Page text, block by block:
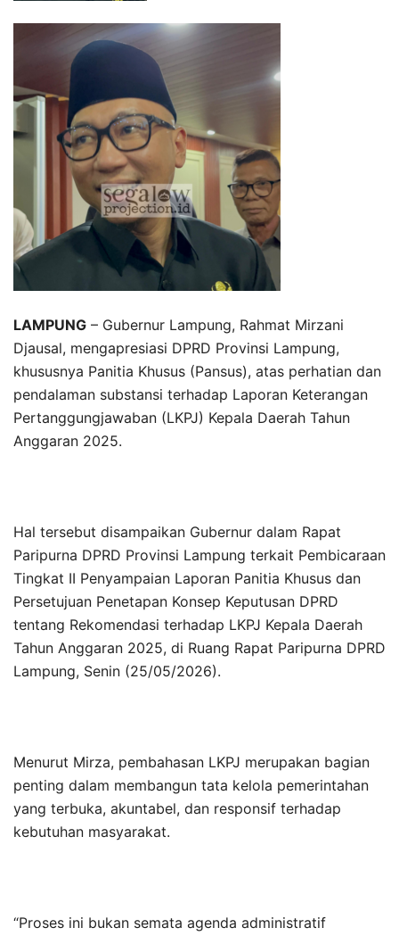
LAMPUNG – Gubernur Lampung, Rahmat Mirzani
Djausal, mengapresiasi DPRD Provinsi Lampung,
khususnya Panitia Khusus (Pansus), atas perhatian dan
pendalaman substansi terhadap Laporan Keterangan
Pertanggungjawaban (LKPJ) Kepala Daerah Tahun
Anggaran 2025.
Hal tersebut disampaikan Gubernur dalam Rapat
Paripurna DPRD Provinsi Lampung terkait Pembicaraan
Tingkat II Penyampaian Laporan Panitia Khusus dan
Persetujuan Penetapan Konsep Keputusan DPRD
tentang Rekomendasi terhadap LKPJ Kepala Daerah
Tahun Anggaran 2025, di Ruang Rapat Paripurna DPRD
Lampung, Senin (25/05/2026).
Menurut Mirza, pembahasan LKPJ merupakan bagian
penting dalam membangun tata kelola pemerintahan
yang terbuka, akuntabel, dan responsif terhadap
kebutuhan masyarakat.
“Proses ini bukan semata agenda administratif